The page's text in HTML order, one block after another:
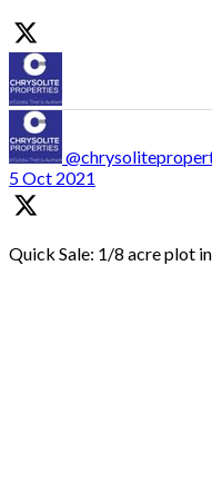
5 Oct 2021
Quick Sale: 1/8 acre plot